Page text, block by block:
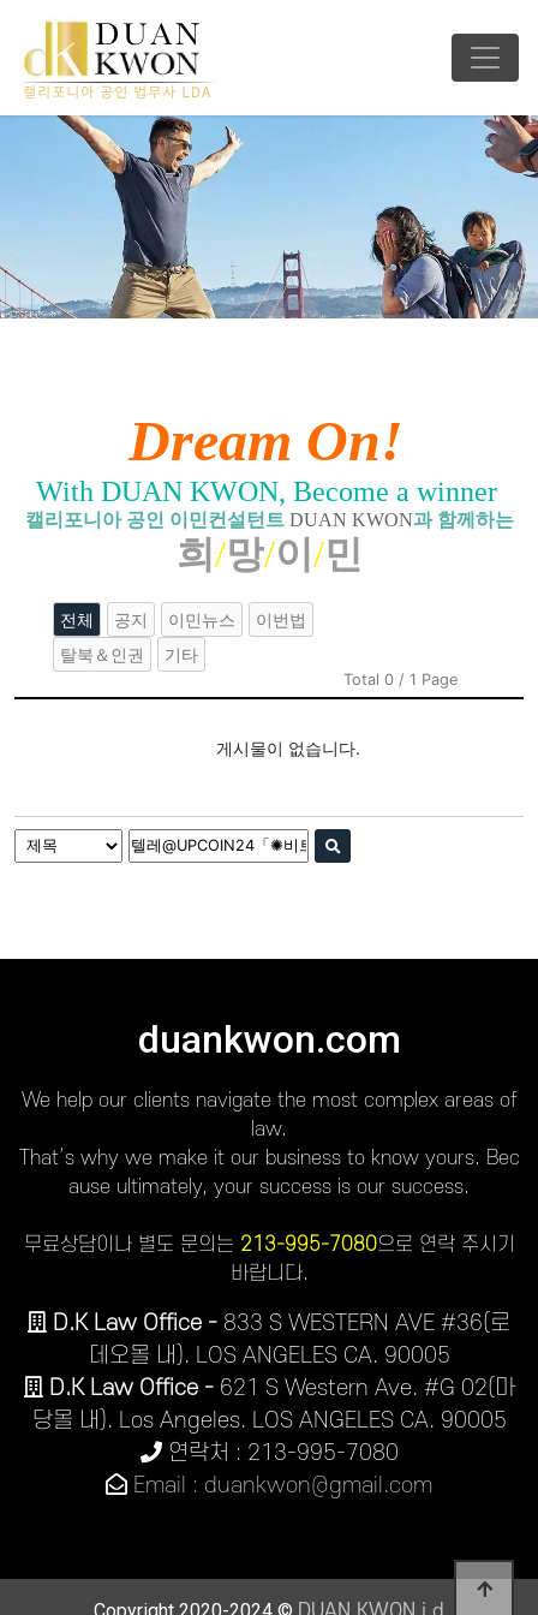
Dream On!
With DUAN KWON, Become a winner
캘리포니아 공인 이민컨설턴트 DUAN KWON과 함께하는
희 /망/이 /민
전체 공지 이민뉴스
이번법
탈북＆인권
기타
Total 0 / 1 Page
게시물이 없습니다.
duankwon.com
We help our clients navigate the most complex areas of
law.
That’s why we make it our business to know yours. Bec
ause ultimately, your success is our success.
무료상담이나 별도 문의는 213-995-7080으로 연락 주시기
바랍니다.
D.K Law Office - 833 S WESTERN AVE #36(로
데오몰 내). LOS ANGELES CA. 90005
D.K Law Office - 621 S Western Ave. #G 02(마
당몰 내). Los Angeles. LOS ANGELES CA. 90005
연락처 : 213-995-7080
Email : duankwon@gmail.com